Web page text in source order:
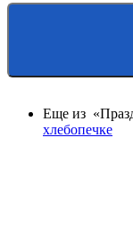
Еще из
хлебопечке